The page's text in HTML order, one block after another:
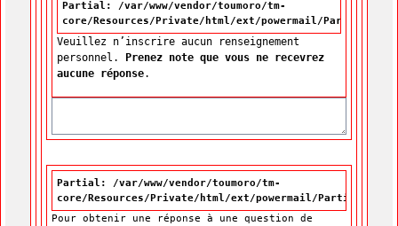
Partial: /var/www/vendor/toumoro/tm-
core/Resources/Private/html/ext/powermail/Partials/
Veuillez n’inscrire aucun renseignement
personnel. Prenez note que vous ne recevrez
aucune réponse.
Partial: /var/www/vendor/toumoro/tm-
core/Resources/Private/html/ext/powermail/Partials/
Pour obtenir une réponse à une question de